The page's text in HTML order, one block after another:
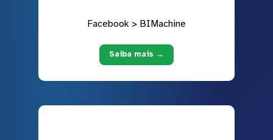
Facebook > BIMachine
Saiba mais →